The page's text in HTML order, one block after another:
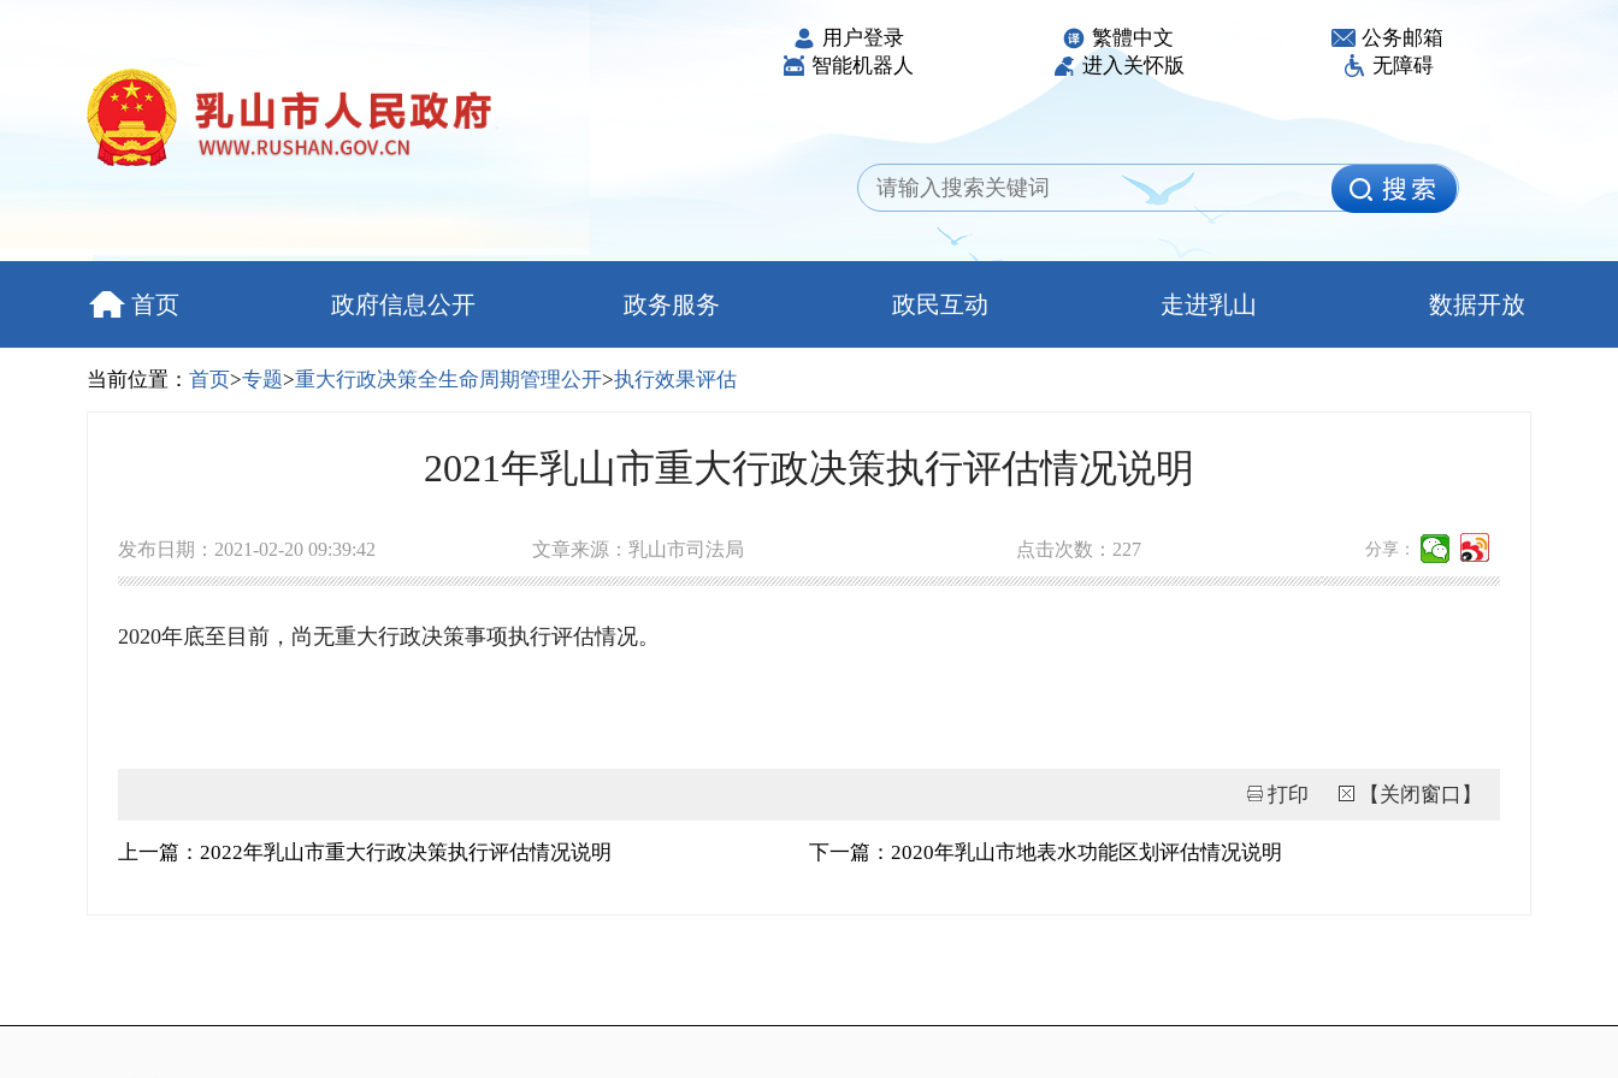
用户登录 繁體中文
公务邮箱
智能机器人
进入关怀版 无障碍
首页 政府信息公开 政务服务 政民互动 走进乳山 数据开放
当前位置： 首页>专题>重大行政决策全生命周期管理公开>执行效果评估
2021年乳山市重大行政决策执行评估情况说明
发布日期：2021-02-20 09:39:42 文章来源：乳山市司法局 点击次数： 227 分享：
2020年底至目前，尚无重大行政决策事项执行评估情况。
打印 【关闭窗口】
上一篇：2022年乳山市重大行政决策执行评估情况说明 下一篇：2020年乳山市地表水功能区划评估情况说明